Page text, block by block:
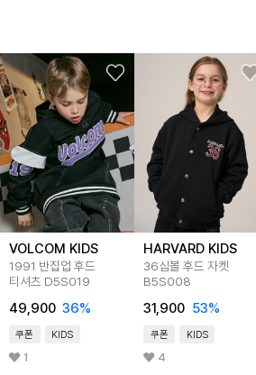
VOLCOM KIDS
1991 반집업 후드
티셔츠 D5S019
49,900 36%
쿠폰 KIDS
1
HARVARD KIDS
36심볼 후드 자켓
B5S008
31,900 53%
쿠폰 KIDS
4